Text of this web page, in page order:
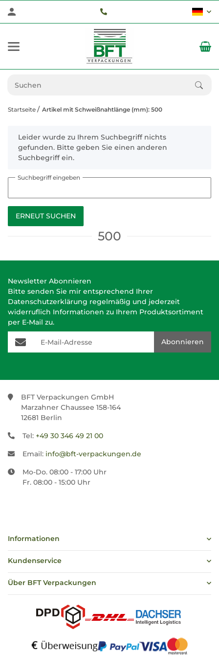
Startseite Artikel mit Schweißnahtlänge (mm): 500
x
Leider wurde zu Ihrem Suchbegriff nichts
gefunden. Bitte geben Sie einen anderen
Suchbegriff ein.
Suchbegriff eingeben
ERNEUT SUCHEN
500
Newsletter Abonnieren
Bitte senden Sie mir entsprechend Ihrer
Datenschutzerklärung regelmäßig und jederzeit
widerruflich Informationen zu Ihrem Produktsortiment
per E-Mail zu.
E-Mail-Adresse
Abonnieren
BFT Verpackungen GmbH
Marzahner Chaussee 158-164
12681 Berlin
Tel: +49 30 346 49 21 00
Email: info@bft-verpackungen.de
Mo-Do. 08:00 - 17:00 Uhr
Fr. 08:00 - 15:00 Uhr
Informationen
Kundenservice
Über BFT Verpackungen